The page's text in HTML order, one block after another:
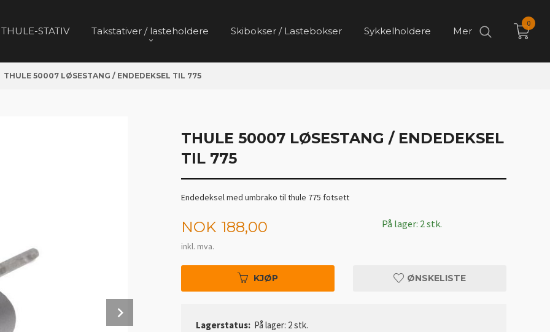
STATIV Takstativer / lasteholdere Skibokser / Lastebokser Sykkelholdere Mer
0
THULE 50007 LØSESTANG / ENDEDEKSEL TIL 775
THULE 50007 LØSESTANG / ENDEDEKSEL
TIL 775
Endedeksel med umbrako til thule 775 fotsett
Pris
NOK 188,00
inkl. mva.
På lager: 2 stk.
KJØP ØNSKELISTE
Lagerstatus: På lager: 2 stk.